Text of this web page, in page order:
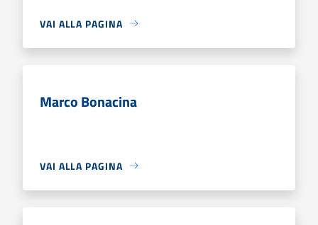
VAI ALLA PAGINA
Marco Bonacina
VAI ALLA PAGINA